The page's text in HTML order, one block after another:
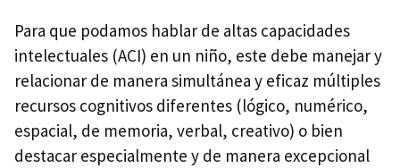
Para que podamos hablar de altas capacidades
intelectuales (ACI) en un niño, este debe manejar y
relacionar de manera simultánea y eficaz múltiples
recursos cognitivos diferentes (lógico, numérico,
espacial, de memoria, verbal, creativo) o bien
destacar especialmente y de manera excepcional